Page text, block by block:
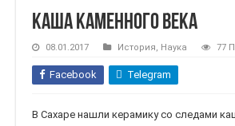
Каша каменного века
08.01.2017 История, Наука 77
Facebook Telegram
В Сахаре нашли керамику со следами